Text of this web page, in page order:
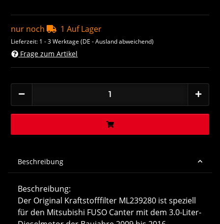
nur noch 1 Auf Lager
Lieferzeit: 1 - 3 Werktage(DE - Ausland abweichend)
Frage zum Artikel
Beschreibung
Beschreibung:
Der Original Kraftstofffilter ML239280 ist speziell
für den Mitsubishi FUSO Canter mit dem 3.0-Liter-